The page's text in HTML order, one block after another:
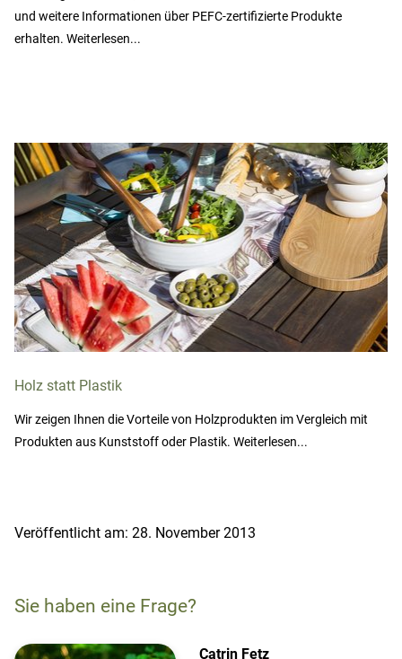
und weitere Informationen über PEFC-zertifizierte Produkte
erhalten. Weiterlesen...
Holz statt Plastik
Wir zeigen Ihnen die Vorteile von Holzprodukten im Vergleich mit
Produkten aus Kunststoff oder Plastik. Weiterlesen...
Veröffentlicht am: 28. November 2013
Sie haben eine Frage?
Catrin Fetz